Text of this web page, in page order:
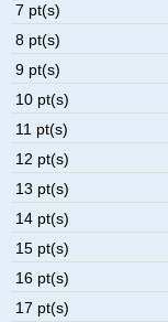
7 pt(s)
8 pt(s)
9 pt(s)
10 pt(s)
11 pt(s)
12 pt(s)
13 pt(s)
14 pt(s)
15 pt(s)
16 pt(s)
17 pt(s)